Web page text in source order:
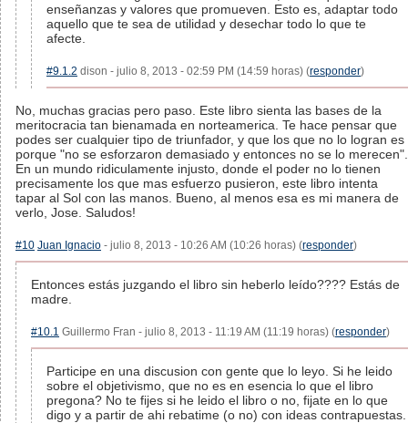
enseñanzas y valores que promueven. Esto es, adaptar todo
aquello que te sea de utilidad y desechar todo lo que te
afecte.
#9.1.2 dison - julio 8, 2013 - 02:59 PM (14:59 horas) (responder)
No, muchas gracias pero paso. Este libro sienta las bases de la
meritocracia tan bienamada en norteamerica. Te hace pensar que
podes ser cualquier tipo de triunfador, y que los que no lo logran es
porque "no se esforzaron demasiado y entonces no se lo merecen".
En un mundo ridiculamente injusto, donde el poder no lo tienen
precisamente los que mas esfuerzo pusieron, este libro intenta
tapar al Sol con las manos. Bueno, al menos esa es mi manera de
verlo, Jose. Saludos!
#10 Juan Ignacio - julio 8, 2013 - 10:26 AM (10:26 horas) (responder)
Entonces estás juzgando el libro sin heberlo leído???? Estás de
madre.
#10.1 Guillermo Fran - julio 8, 2013 - 11:19 AM (11:19 horas) (responder)
Participe en una discusion con gente que lo leyo. Si he leido
sobre el objetivismo, que no es en esencia lo que el libro
pregona? No te fijes si he leido el libro o no, fijate en lo que
digo y a partir de ahi rebatime (o no) con ideas contrapuestas.